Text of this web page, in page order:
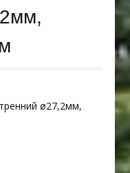
ø27,2мм,